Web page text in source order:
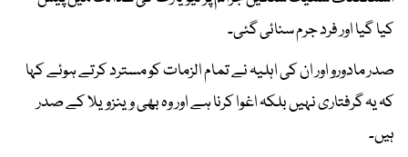
کیا گیا اور فرد جرم سنائی گئی۔
صدر مادورو اور ان کی اہلیہ نے تمام الزمات کو مسترد کرتے ہوئے کہا
کہ یہ گرفتاری نہیں بلکہ اغوا کرنا ہے اور وہ بھی وینزویلا کے صدر
ہیں۔